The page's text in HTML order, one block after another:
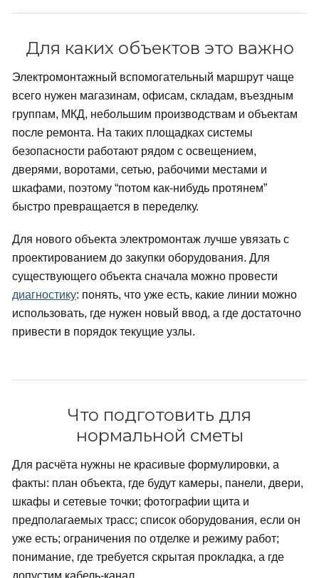
Для каких объектов это важно
Электромонтажный вспомогательный маршрут чаще
всего нужен магазинам, офисам, складам, въездным
группам, МКД, небольшим производствам и объектам
после ремонта. На таких площадках системы
безопасности работают рядом с освещением,
дверями, воротами, сетью, рабочими местами и
шкафами, поэтому “потом как-нибудь протянем”
быстро превращается в переделку.
Для нового объекта электромонтаж лучше увязать с
проектированием до закупки оборудования. Для
существующего объекта сначала можно провести
диагностику: понять, что уже есть, какие линии можно
использовать, где нужен новый ввод, а где достаточно
привести в порядок текущие узлы.
Что подготовить для
нормальной сметы
Для расчёта нужны не красивые формулировки, а
факты: план объекта, где будут камеры, панели, двери,
шкафы и сетевые точки; фотографии щита и
предполагаемых трасс; список оборудования, если он
уже есть; ограничения по отделке и режиму работ;
понимание, где требуется скрытая прокладка, а где
допустим кабель-канал.